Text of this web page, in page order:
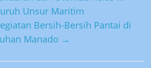
Unsur Maritim
Bersih-Bersih Pantai di
Manado →